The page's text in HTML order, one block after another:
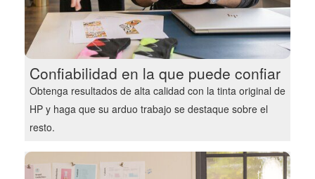
Confiabilidad en la que puede confiar
Obtenga resultados de alta calidad con la tinta original de
HP y haga que su arduo trabajo se destaque sobre el
resto.